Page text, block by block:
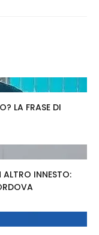
LA FRASE DI
ALTRO INNESTO: